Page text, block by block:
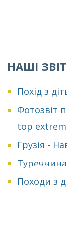
НАШІ
Похід з
Фотозвіт
top
Грузія -
Туреччина
Походи з